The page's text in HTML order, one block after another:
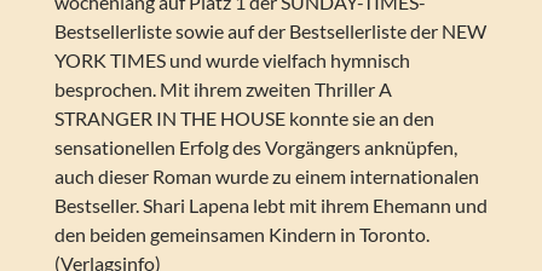
Bestsellerliste sowie auf der Bestsellerliste der NEW
YORK TIMES und wurde vielfach hymnisch
besprochen. Mit ihrem zweiten Thriller A
STRANGER IN THE HOUSE konnte sie an den
sensationellen Erfolg des Vorgängers anknüpfen,
auch dieser Roman wurde zu einem internationalen
Bestseller. Shari Lapena lebt mit ihrem Ehemann und
den beiden gemeinsamen Kindern in Toronto.
(Verlagsinfo)